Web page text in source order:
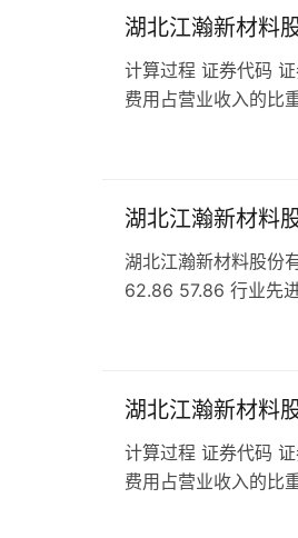
湖北江瀚新材料
计算过程 证券代码
费用占营业收入的比
湖北江瀚新材料
湖北江瀚新材料股份
62.86 57.86 行业先
湖北江瀚新材料
计算过程 证券代码
费用占营业收入的比